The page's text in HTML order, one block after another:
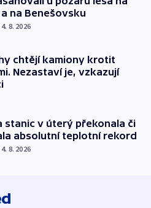
na Benešovsku
4. 8. 2026
chtějí kamiony krotit
Nezastaví je, vzkazují
stanic v úterý překonala či
absolutní teplotní rekord
4. 8. 2026